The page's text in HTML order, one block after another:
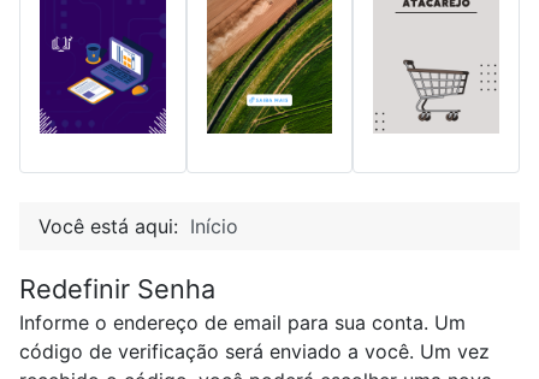
Você está aqui: Início
Redefinir Senha
Informe o endereço de email para sua conta. Um
código de verificação será enviado a você. Um vez